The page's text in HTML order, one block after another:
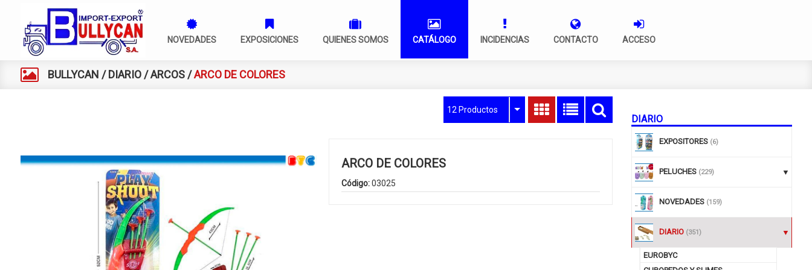
NOVEDADES EXPOSICIONES QUIENES SOMOS CATÁLOGO INCIDENCIAS CONTACTO ACCESO
BULLYCAN / DIARIO/ARCOS/ARCO DE COLORES
DIARIO
EXPOSITORES (6)
PELUCHES (229)
NOVEDADES (159)
DIARIO (351)
EUROBYC
12 Productos
ARCO DE COLORES
Código:03025